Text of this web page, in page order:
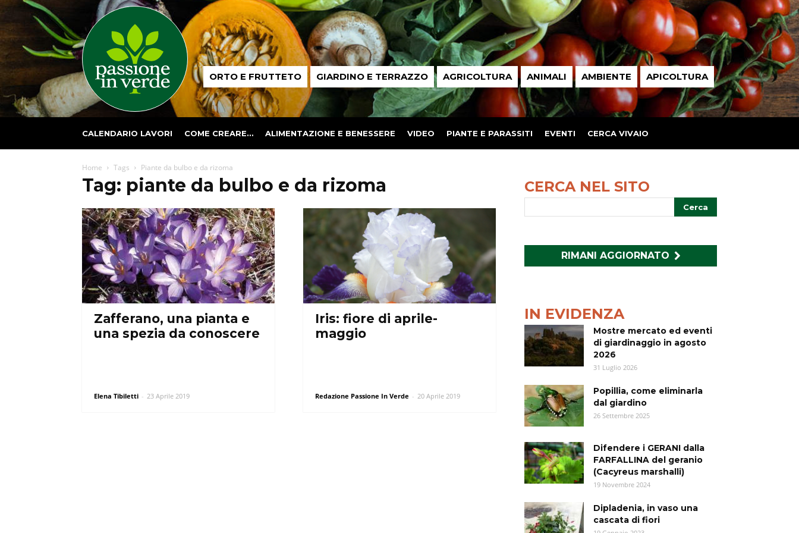
Passione
in ORTO E FRUTTETO GIARDINO E TERRAZZO AGRICOLTURA ANIMALI AMBIENTE APICOLTURA
CALENDARIO LAVORI COME CREARE… ALIMENTAZIONE E BENESSERE VIDEO PIANTE E PARASSITI EVENTI CERCA VIVAIO
Home Tags Piante da bulbo e da rizoma
Tag: piante da bulbo e da rizoma
Zafferano, una pianta e
una spezia da conoscere
Elena Tibiletti - 23 Aprile 2019
Iris: fiore di aprile-
maggio
Redazione Passione In Verde - 20 Aprile 2019
CERCA NEL SITO
RIMANI AGGIORNATO
IN EVIDENZA
Mostre mercato ed eventi
di giardinaggio in agosto
2026
31 Luglio 2026
Popillia, come eliminarla
dal giardino
26 Settembre 2025
Difendere i GERANI dalla
FARFALLINA del geranio
(Cacyreus marshalli)
19 Novembre 2024
Dipladenia, in vaso una
cascata di fiori